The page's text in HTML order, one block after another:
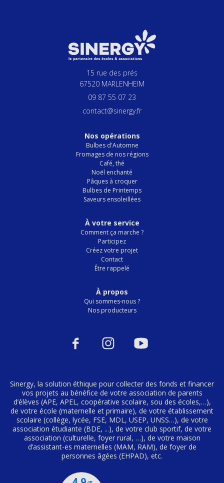
15 rue des prés
67520 MARLENHEIM
09 87 55 07 23
contact@sinergy.fr
Nos opérations
Bulbes d'Automne
Fromages de nos régions
Café, thé
Noël enchanté
Pâques à croquer
Bulbes de Printemps
Saveurs ensoleillées
À votre service
Comment ça marche ?
Participez
Créez votre projet
Contact
Être rappelé
À propos
Qui sommes-nous ?
Nos producteurs
Sinergy, la solution éthique pour collecter des fonds et financer
vos projets au bénéfice de votre association de parents
d’élèves (APE, APEL, coopérative scolaire, sou des écoles,…),
de votre école (maternelle et primaire), de votre établissement
scolaire (collège, lycée, FSE, MDL, USEP, UNSS…), de votre
association étudiante (BDE, ...), de votre club sportif, de votre
association (culturelle, foyer rural, …), de votre maison
d’assistant-es maternelles (MAM, RAM), de foyer de
personnes âgées (EHPAD), etc.